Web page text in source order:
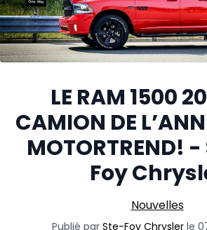
LE RAM 1500
CAMION DE
MOTORTREND!
Foy
Nouvelles
Publié par Ste-Foy Chrysler le